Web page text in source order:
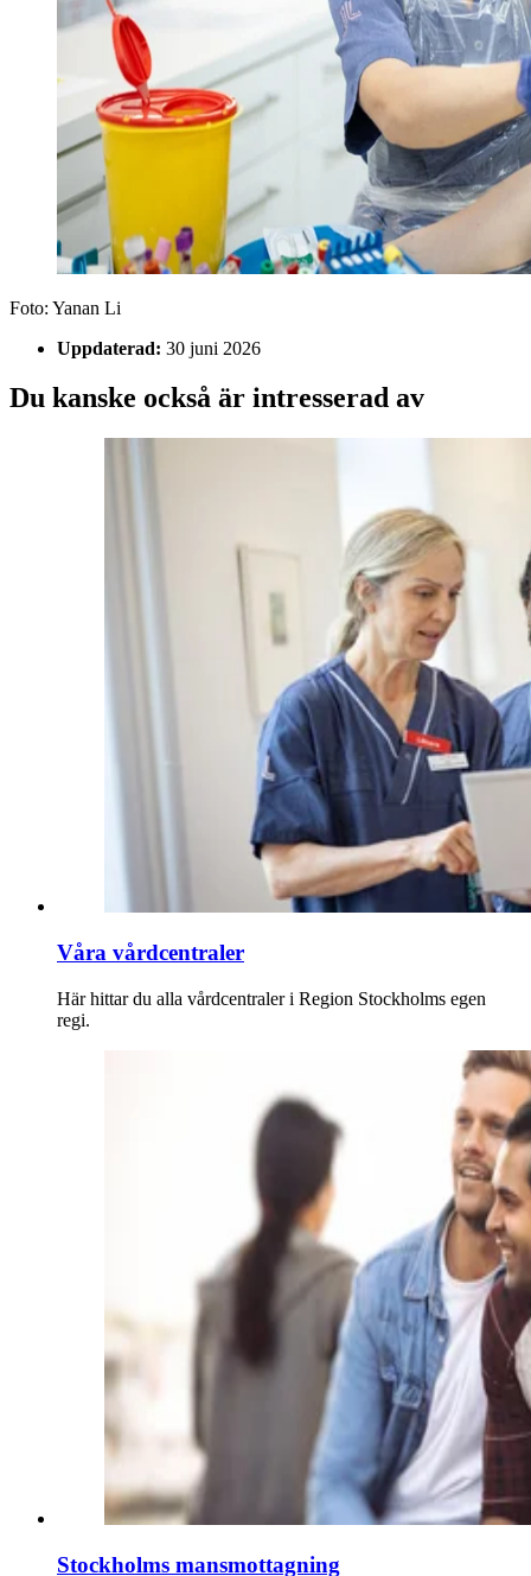
Foto: Yanan Li
Uppdaterad: 30 juni 2026
Du kanske också är intresserad av
Våra vårdcentraler
Här hittar du alla vårdcentraler i Region Stockholms egen
regi.
Stockholms mansmottagning